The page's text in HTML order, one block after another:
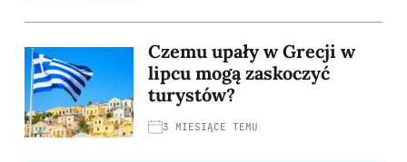
Czemu upały w Grecji w
lipcu mogą zaskoczyć
turystów?
3 MIESIĄCE TEMU